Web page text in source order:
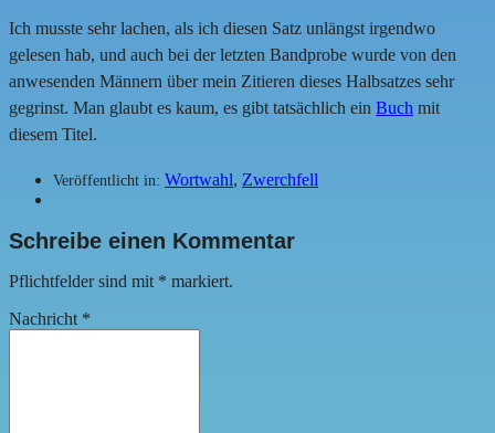
Ich musste sehr lachen, als ich diesen Satz unlängst irgendwo
gelesen hab, und auch bei der letzten Bandprobe wurde von den
anwesenden Männern über mein Zitieren dieses Halbsatzes sehr
gegrinst. Man glaubt es kaum, es gibt tatsächlich ein Buch mit
diesem Titel.
Veröffentlicht in: Wortwahl, Zwerchfell
Schreibe einen Kommentar
Pflichtfelder sind mit * markiert.
Nachricht *